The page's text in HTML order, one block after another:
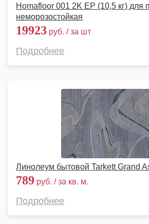
Homafloor 001 2K EP (10,5 кг) для
неморозостойкая
19923 руб. / за шт
Подробнее
Линолеум бытовой Tarkett Grand
789 руб. / за кв. м.
Подробнее